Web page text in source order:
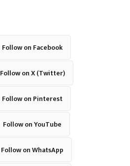
Follow on Facebook
Follow on X (Twitter)
Follow on Pinterest
Follow on YouTube
Follow on WhatsApp